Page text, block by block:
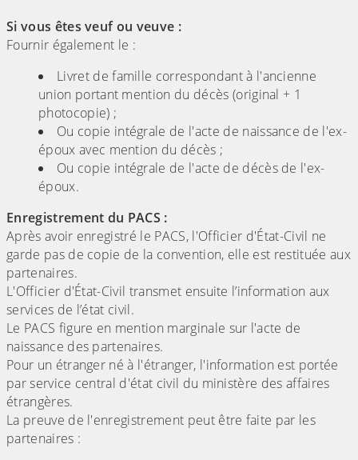
Si vous êtes veuf ou veuve :
Fournir également le :
Livret de famille correspondant à l'ancienne
union portant mention du décès (original + 1
photocopie) ;
Ou copie intégrale de l'acte de naissance de l'ex-
époux avec mention du décès ;
Ou copie intégrale de l'acte de décès de l'ex-
époux.
Enregistrement du PACS :
Après avoir enregistré le PACS, l'Officier d'État-Civil ne
garde pas de copie de la convention, elle est restituée aux
partenaires.
L'Officier d'État-Civil transmet ensuite l’information aux
services de l’état civil.
Le PACS figure en mention marginale sur l'acte de
naissance des partenaires.
Pour un étranger né à l'étranger, l'information est portée
par service central d'état civil du ministère des affaires
étrangères.
La preuve de l'enregistrement peut être faite par les
partenaires :